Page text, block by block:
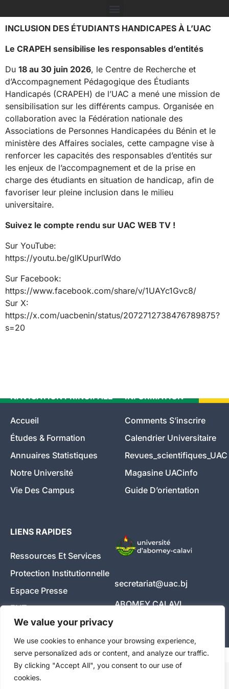
We value your privacy
We use cookies to enhance your browsing experience,
serve personalized ads or content, and analyze our traffic.
By clicking "Accept All", you consent to our use of
cookies.
INCLUSION DES ÉTUDIANTS HANDICAPES À L’UAC
Le CRAPEH sensibilise les responsables d’entités
Du 18 au 30 juin 2026, le Centre de Recherche et
d’Accompagnement Pédagogique des Étudiants
Handicapés (CRAPEH) de l’UAC a mené une mission de
sensibilisation sur les différents campus. Organisée en
collaboration avec la Fédération nationale des
Associations de Personnes Handicapées du Bénin et le
ministère des Affaires sociales, cette campagne vise à
renforcer les capacités des responsables d’entités sur
les enjeux de l’accompagnement et de la prise en
charge des étudiants en situation de handicap, afin de
favoriser leur pleine inclusion dans le milieu
universitaire.
Suivez le compte rendu sur UAC WEB TV !
Sur YouTube:
https://youtu.be/glKUpurlWdo
Sur Facebook:
https://www.facebook.com/share/v/1UAYc1Gvc8/
Sur X:
https://x.com/uacbenin/status/2072712738476789875?
s=20
NAVIGATION PRINCIPALE
Accueil
Études & Formation
Annuaires Statistiques
Notre Université
Vie Des Campus
INFORMATION
Comments S’inscrire
Calendrier Universitaire
Revues_scientifiques_UAC
Magasine UACinfo
Guide D’orientation
LIENS RAPIDES
Ressources Et Services
Protection Institutionnelle
Espace Presse
ENT
Travailler Chez Nous
secretariat@uac.bj
ABOMEY CALAVI
WebMail UAC
Copyright © 2026